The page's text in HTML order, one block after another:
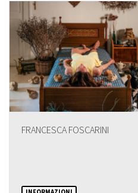
FRANCESCA FOSCARINI